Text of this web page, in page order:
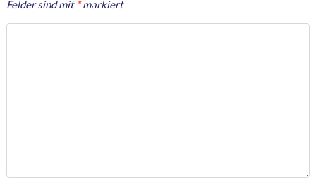
Felder sind mit *markiert